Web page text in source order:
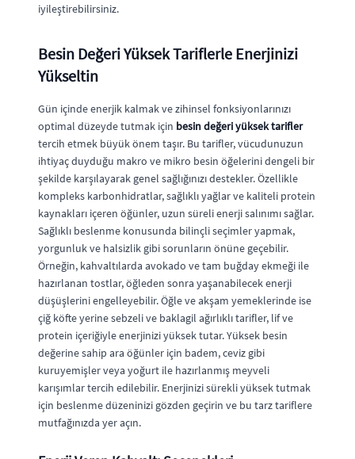
iyileştirebilirsiniz.
Besin Değeri Yüksek Tariflerle Enerjinizi
Yükseltin
Gün içinde enerjik kalmak ve zihinsel fonksiyonlarınızı
optimal düzeyde tutmak için besin değeri yüksek tarifler
tercih etmek büyük önem taşır. Bu tarifler, vücudunuzun
ihtiyaç duyduğu makro ve mikro besin öğelerini dengeli bir
şekilde karşılayarak genel sağlığınızı destekler. Özellikle
kompleks karbonhidratlar, sağlıklı yağlar ve kaliteli protein
kaynakları içeren öğünler, uzun süreli enerji salınımı sağlar.
Sağlıklı beslenme konusunda bilinçli seçimler yapmak,
yorgunluk ve halsizlik gibi sorunların önüne geçebilir.
Örneğin, kahvaltılarda avokado ve tam buğday ekmeği ile
hazırlanan tostlar, öğleden sonra yaşanabilecek enerji
düşüşlerini engelleyebilir. Öğle ve akşam yemeklerinde ise
çiğ köfte yerine sebzeli ve baklagil ağırlıklı tarifler, lif ve
protein içeriğiyle enerjinizi yüksek tutar. Yüksek besin
değerine sahip ara öğünler için badem, ceviz gibi
kuruyemişler veya yoğurt ile hazırlanmış meyveli
karışımlar tercih edilebilir. Enerjinizi sürekli yüksek tutmak
için beslenme düzeninizi gözden geçirin ve bu tarz tariflere
mutfağınızda yer açın.